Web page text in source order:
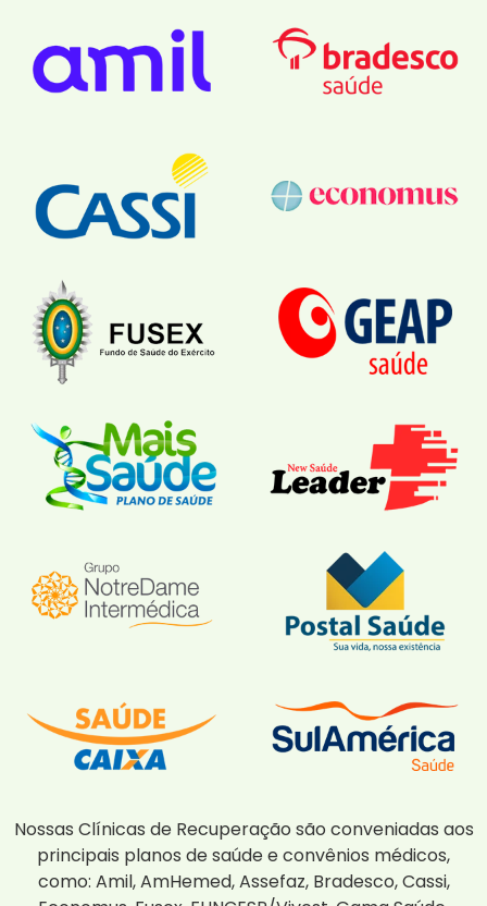
Nossas Clínicas de Recuperação são conveniadas aos
principais planos de saúde e convênios médicos,
como: Amil, AmHemed, Assefaz, Bradesco, Cassi,